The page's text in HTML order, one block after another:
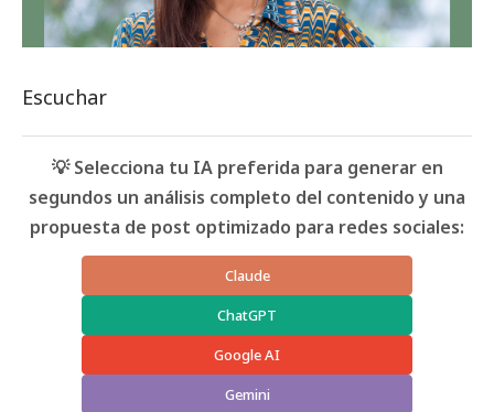
Escuchar
💡 Selecciona tu IA preferida para generar en
segundos un análisis completo del contenido y una
propuesta de post optimizado para redes sociales:
Claude
ChatGPT
Google AI
Gemini